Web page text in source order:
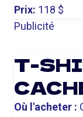
Prix: 118 $
Publicité
T-
Où l'acheter :